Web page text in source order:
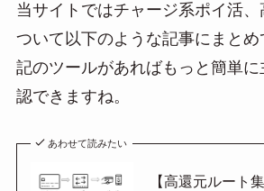
当サイトではチャージ系ポイ活
ついて以下のような記事にまと
記のツールがあればもっと簡単
認できますね。
あわせて読みたい
【高還元ルート